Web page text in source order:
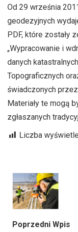
Od 29 września
geodezyjnych
PDF, które zostały
„Wypracowanie i
danych
Topograficznych
świadczonych przez
Materiały te mogą
zgłaszanych
Liczba
Poprzedni Wpis